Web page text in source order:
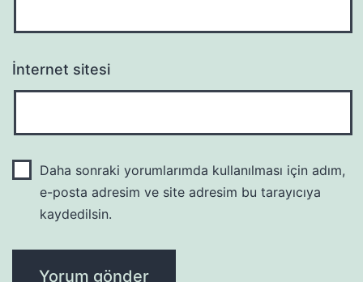
İnternet sitesi
Daha sonraki yorumlarımda kullanılması için adım,
e-posta adresim ve site adresim bu tarayıcıya
kaydedilsin.